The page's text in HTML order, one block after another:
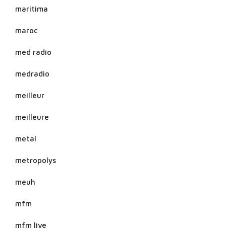
maritima
maroc
med radio
medradio
meilleur
meilleure
metal
metropolys
meuh
mfm
mfm live